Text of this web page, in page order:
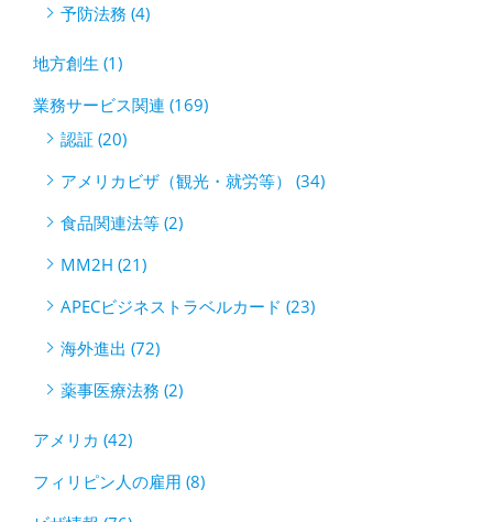
予防法務 (4)
地方創生 (1)
業務サービス関連 (169)
認証 (20)
アメリカビザ（観光・就労等） (34)
食品関連法等 (2)
MM2H (21)
APECビジネストラベルカード (23)
海外進出 (72)
薬事医療法務 (2)
アメリカ (42)
フィリピン人の雇用 (8)